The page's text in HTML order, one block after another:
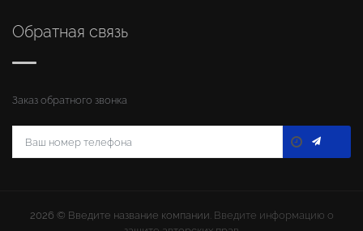
Обратная связь
Заказ обратного звонка
2026 © Введите название компании. Введите информацию о